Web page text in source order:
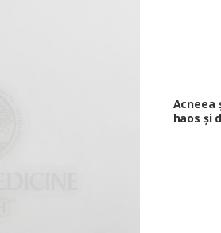
Acneea
haos și